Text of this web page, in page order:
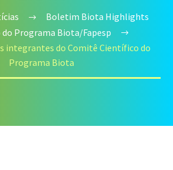
Boletim Biota Highlights
do Programa Biota/Fapesp
integrantes do Comitê Científico do
Programa Biota